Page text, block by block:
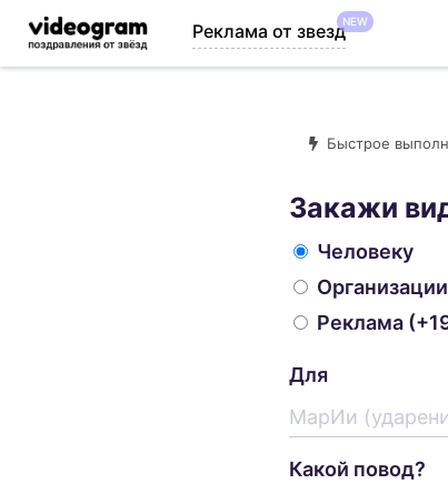
Реклама от звездNEW
Быстрое
Закажи
Человеку
Организации
Реклама
Для
Какой повод?